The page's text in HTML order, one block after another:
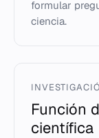
formular
ciencia.
Función
científica